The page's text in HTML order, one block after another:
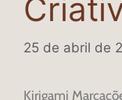
25 de abril de
Kirigami